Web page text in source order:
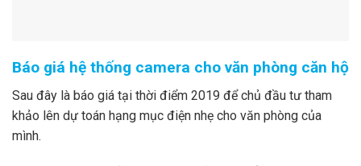
Báo giá hệ thống camera cho văn phòng căn hộ
Sau đây là báo giá tại thời điểm 2019 để chủ đầu tư tham
khảo lên dự toán hạng mục điện nhẹ cho văn phòng của
mình.